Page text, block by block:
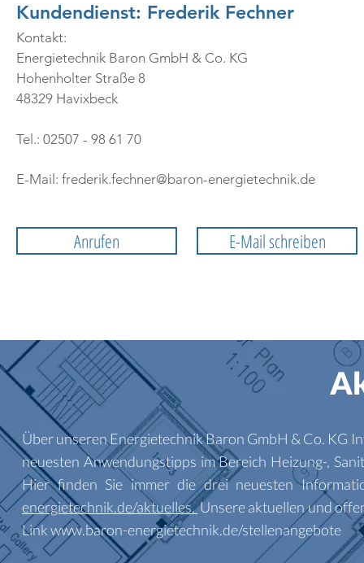
Kundendienst: Frederik Fechner
Kontakt:
Energietechnik Baron GmbH & Co. KG
Hohenholter Straße 8
48329 Havixbeck
Tel.: 02507 - 98 61 70
E-Mail: frederik.fechner@baron-energietechnik.de
Anrufen E-Mail schreiben
Über unseren Energietechnik Baron GmbH & Co. KG
neuesten Anwendungstipps im Bereich Heizung-,
Hier finden Sie immer die drei neuesten
energietechnik.de/aktuelles.Unsere aktuellen und
Link www.baron-energietechnik.de/stellenangebote